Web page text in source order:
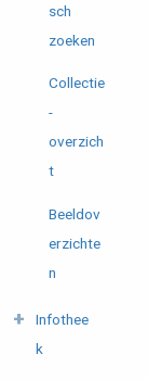
sch
zoeken
Collectie
-
overzich
t
Beeldov
erzichte
n
Infothee
k